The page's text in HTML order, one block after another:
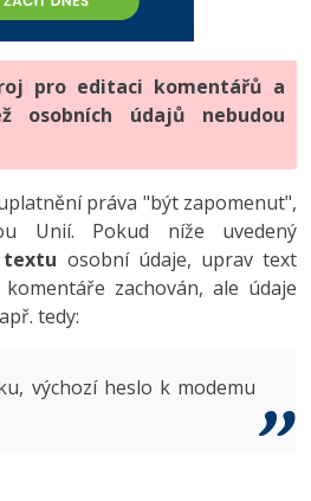
Bootstrap, SEO
vzory
vzory
aplikací
-80%
-25%
pro editaci komentářů a
osobních údajů nebudou
práva "být zapomenut",
Unií. Pokud níže uvedený
textu osobní údaje, uprav text
zachován, ale údaje
tedy:
výchozí heslo k modemu